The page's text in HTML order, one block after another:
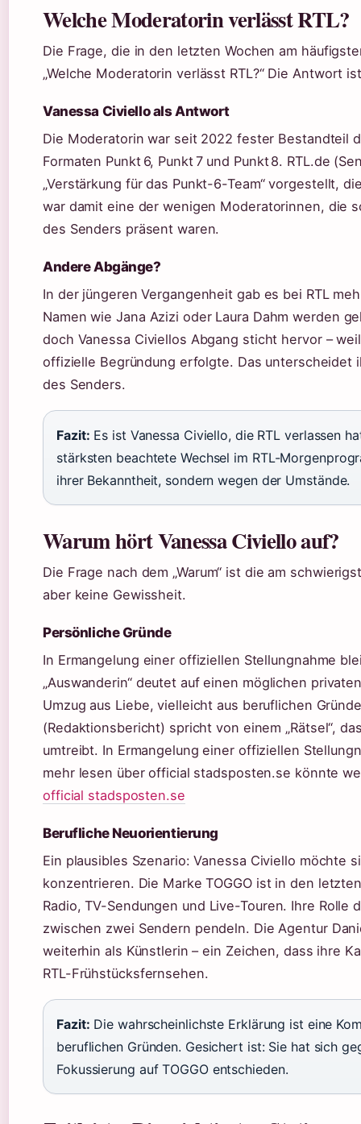
Welche Moderatorin verlässt RTL?
Die Frage, die in den letzten Wochen am
„Welche Moderatorin verlässt RTL?“ Die Antwort
Vanessa Civiello als Antwort
Die Moderatorin war seit 2022 fester Bestandteil
Formaten Punkt 6, Punkt 7 und Punkt 8. RTL.de
„Verstärkung für das Punkt-6-Team“ vorgestellt,
war damit eine der wenigen Moderatorinnen, die
des Senders präsent waren.
Andere Abgänge?
In der jüngeren Vergangenheit gab es bei RTL
Namen wie Jana Azizi oder Laura Dahm werden
doch Vanessa Civiellos Abgang sticht hervor –
offizielle Begründung erfolgte. Das unterscheidet
des Senders.
Fazit: Es ist Vanessa Civiello, die RTL verlassen
stärksten beachtete Wechsel im RTL-
ihrer Bekanntheit, sondern wegen der Umstände.
Warum hört Vanessa Civiello auf?
Die Frage nach dem „Warum“ ist die am
aber keine Gewissheit.
Persönliche Gründe
In Ermangelung einer offiziellen Stellungnahme
„Auswanderin“ deutet auf einen möglichen
Umzug aus Liebe, vielleicht aus beruflichen
(Redaktionsbericht) spricht von einem „Rätsel“,
umtreibt. In Ermangelung einer offiziellen
mehr lesen über official stadsposten.se könnte
official stadsposten.se
Berufliche Neuorientierung
Ein plausibles Szenario: Vanessa Civiello möchte
konzentrieren. Die Marke TOGGO ist in den
Radio, TV-Sendungen und Live-Touren. Ihre
zwischen zwei Sendern pendeln. Die Agentur
weiterhin als Künstlerin – ein Zeichen, dass ihre
RTL-Frühstücksfernsehen.
Fazit: Die wahrscheinlichste Erklärung ist eine
beruflichen Gründen. Gesichert ist: Sie hat sich
Fokussierung auf TOGGO entschieden.